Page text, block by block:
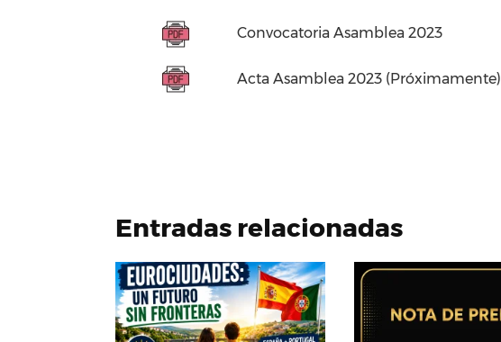
Convocatoria Asamblea 2023
Acta Asamblea 2023 (Próximamente)
Entradas relacionadas